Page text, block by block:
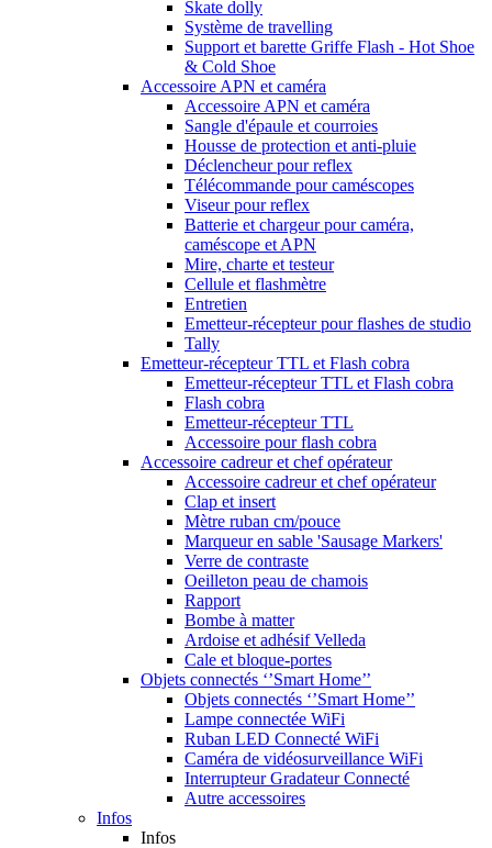
Skate dolly
Système de travelling
Support et barette Griffe Flash - Hot Shoe
& Cold Shoe
Accessoire APN et caméra
Accessoire APN et caméra
Sangle d'épaule et courroies
Housse de protection et anti-pluie
Déclencheur pour reflex
Télécommande pour caméscopes
Viseur pour reflex
Batterie et chargeur pour caméra,
caméscope et APN
Mire, charte et testeur
Cellule et flashmètre
Entretien
Emetteur-récepteur pour flashes de studio
Tally
Emetteur-récepteur TTL et Flash cobra
Emetteur-récepteur TTL et Flash cobra
Flash cobra
Emetteur-récepteur TTL
Accessoire pour flash cobra
Accessoire cadreur et chef opérateur
Accessoire cadreur et chef opérateur
Clap et insert
Mètre ruban cm/pouce
Marqueur en sable 'Sausage Markers'
Verre de contraste
Oeilleton peau de chamois
Rapport
Bombe à matter
Ardoise et adhésif Velleda
Cale et bloque-portes
Objets connectés ‘’Smart Home’’
Objets connectés ‘’Smart Home’’
Lampe connectée WiFi
Ruban LED Connecté WiFi
Caméra de vidéosurveillance WiFi
Interrupteur Gradateur Connecté
Autre accessoires
Infos
Infos